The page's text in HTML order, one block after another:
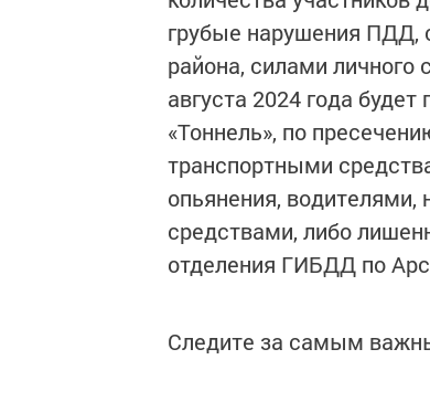
грубые нарушения ПДД,
района, силами
августа 2024 года
«Тоннель», по
транспортными
опьянения,
средствами, либо
отделения ГИБДД по
Следите за самым